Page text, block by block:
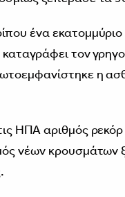
ένα εκατομμύριο
τον
η
ΗΠΑ αριθμός
νέων κρουσμάτων